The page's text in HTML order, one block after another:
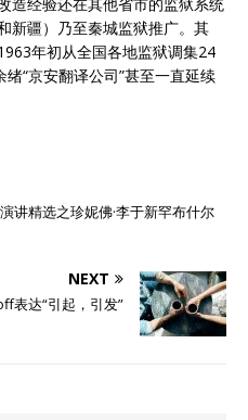
新疆）乃至秦城监狱推广。其
年初从全国各地监狱调集24
绪“京安翻译公司”甚至一直延续
讲精选之珍妮佛·李于新罕布什尔
NEXT
表达“引起，引发”